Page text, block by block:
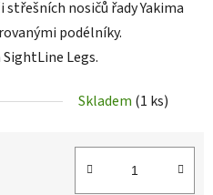
nosičů řady Yakima
podélníky.
Legs.
Skladem (1 ks)